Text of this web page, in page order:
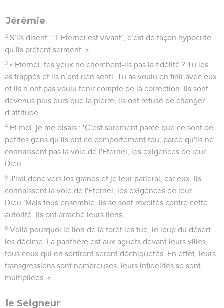
Jérémie
2 S’ils disent : ‘L'Eternel est vivant’, c’est de façon hypocrite
qu’ils prêtent serment. »
3 « Eternel, tes yeux ne cherchent-ils pas la fidélité ? Tu les
as frappés et ils n’ont rien senti. Tu as voulu en finir avec eux
et ils n’ont pas voulu tenir compte de la correction. Ils sont
devenus plus durs que la pierre, ils ont refusé de changer
d’attitude.
4 Et moi, je me disais : ‘C’est sûrement parce que ce sont de
petites gens qu’ils ont ce comportement fou, parce qu'ils ne
connaissent pas la voie de l'Eternel, les exigences de leur
Dieu.
5 J'irai donc vers les grands et je leur parlerai, car eux, ils
connaissent la voie de l'Eternel, les exigences de leur
Dieu.’Mais tous ensemble, ils se sont révoltés contre cette
autorité, ils ont arraché leurs liens.
6 Voilà pourquoi le lion de la forêt les tue, le loup du désert
les décime. La panthère est aux aguets devant leurs villes,
tous ceux qui en sortiront seront déchiquetés. En effet, leurs
transgressions sont nombreuses, leurs infidélités se sont
multipliées. »
le Seigneur